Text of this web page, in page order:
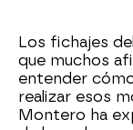
Los fichajes
que muchos
entender
realizar esos
Montero ha